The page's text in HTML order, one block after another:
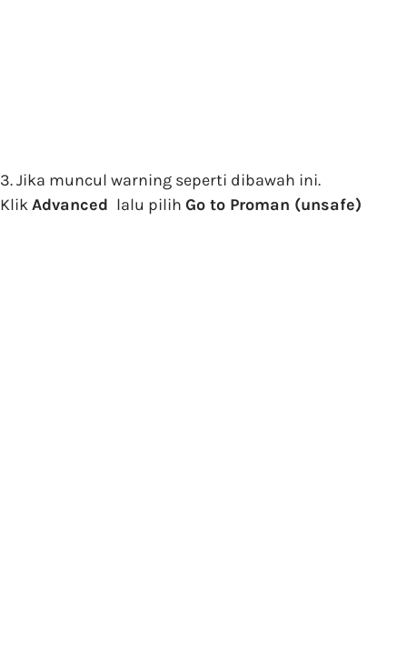
3. Jika muncul warning seperti dibawah ini.
KlikAdvanced lalu pilih Go to Proman (unsafe)